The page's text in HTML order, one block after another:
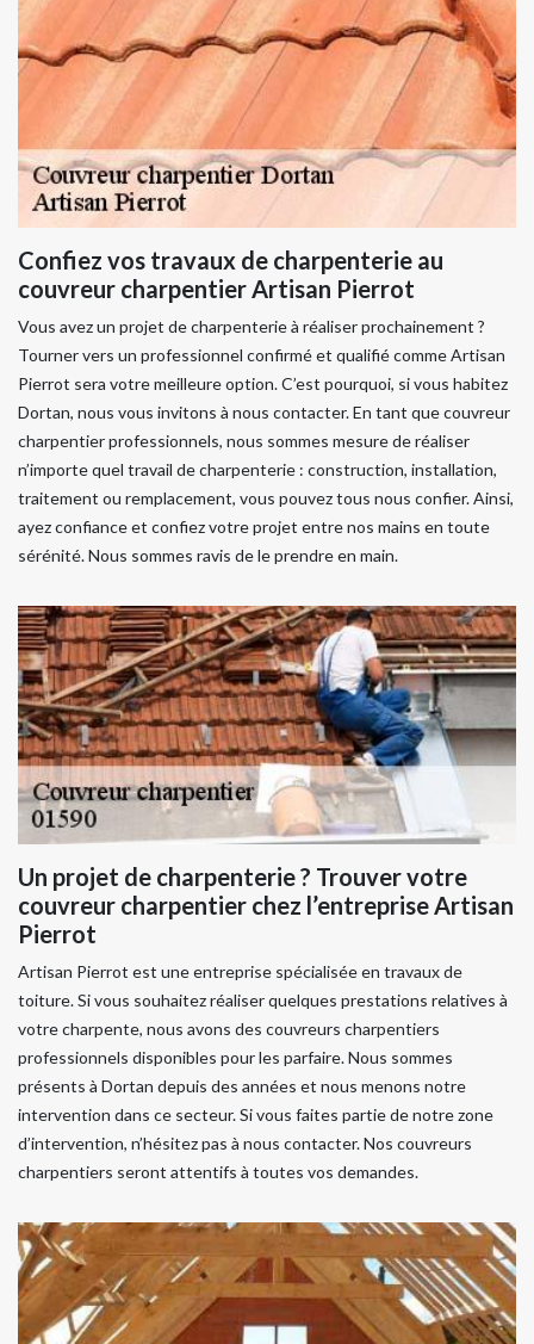
Confiez vos travaux de charpenterie au
couvreur charpentier Artisan Pierrot
Vous avez un projet de charpenterie à réaliser prochainement ?
Tourner vers un professionnel confirmé et qualifié comme Artisan
Pierrot sera votre meilleure option. C’est pourquoi, si vous habitez
Dortan, nous vous invitons à nous contacter. En tant que couvreur
charpentier professionnels, nous sommes mesure de réaliser
n’importe quel travail de charpenterie : construction, installation,
traitement ou remplacement, vous pouvez tous nous confier. Ainsi,
ayez confiance et confiez votre projet entre nos mains en toute
sérénité. Nous sommes ravis de le prendre en main.
Un projet de charpenterie ? Trouver votre
couvreur charpentier chez l’entreprise Artisan
Pierrot
Artisan Pierrot est une entreprise spécialisée en travaux de
toiture. Si vous souhaitez réaliser quelques prestations relatives à
votre charpente, nous avons des couvreurs charpentiers
professionnels disponibles pour les parfaire. Nous sommes
présents à Dortan depuis des années et nous menons notre
intervention dans ce secteur. Si vous faites partie de notre zone
d’intervention, n’hésitez pas à nous contacter. Nos couvreurs
charpentiers seront attentifs à toutes vos demandes.